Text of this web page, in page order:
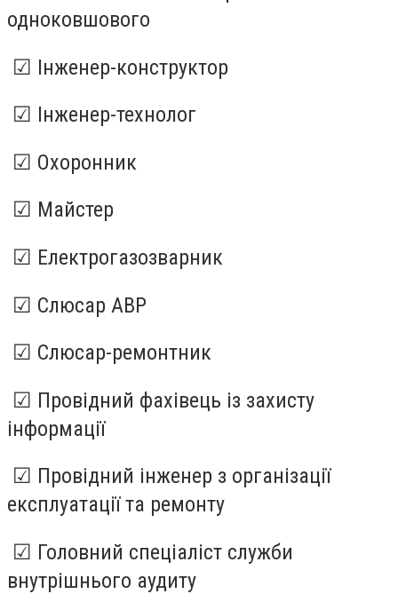
одноковшового
☑ Інженер-конструктор
☑ Інженер-технолог
☑ Охоронник
☑ Майстер
☑ Електрогазозварник
☑ Слюсар АВР
☑ Слюсар-ремонтник
☑ Провідний фахівець із захисту
інформації
☑ Провідний інженер з організації
експлуатації та ремонту
☑ Головний спеціаліст служби
внутрішнього аудиту